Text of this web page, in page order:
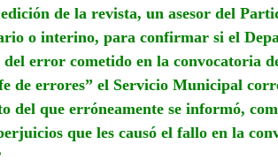
de la revista, un asesor del
o interino, para confirmar si el
error cometido en la convocatoria
de errores” el Servicio Municipal
del que erróneamente se informó,
que les causó el fallo en la